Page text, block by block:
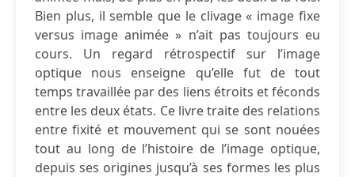
Bien plus, il semble que le clivage « image fixe
versus image animée » n’ait pas toujours eu
cours. Un regard rétrospectif sur l’image
optique nous enseigne qu’elle fut de tout
temps travaillée par des liens étroits et féconds
entre les deux états. Ce livre traite des relations
entre fixité et mouvement qui se sont nouées
tout au long de l’histoire de l’image optique,
depuis ses origines jusqu’à ses formes les plus